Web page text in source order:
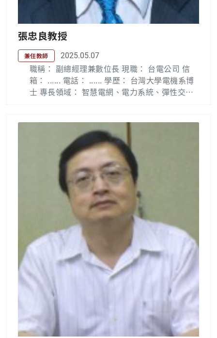
張忠良教授
兼任教師 2025.05.07
職稱： 副總經理兼數位長 現職： 台電公司 信
箱： ...... 電話： ...... 學歷： 台灣大學電機系博
士 專長領域： 智慧電網、電力系統、彈性交流
清華大學電機碩士(主修電力) 65~69 年 清華大
學電機學士(電機系第一屆) 62~65 年 台南一中
經歷 112.02~現在 經濟部國家標準技術委員會
委員 108.12~現在 台灣電力與能源工程協會常
務理事 107.02~現在 成功大學電機系兼任教授 1
06.01~現在 台灣大電力研究試驗中心董事 110.
02~112.07 台電公司副總經理兼數位長 108.10~
110.01 台電公司副總經理兼輸供電事業部執行
長 107.05~112.07 台電公司副總經理 108.01~1
12.01 中國電機工程學會常務理事 96.1~ 108.12
中華工程教育學會認證委員 106.12~108.11 台
灣電力與能源工程協會理事 103.08~108.7 台灣
海洋大學電機系兼任教授 104.06~105.7 成功大
學電機系兼任研究教授 103.1~107.12 科技部計
畫複審委員/智慧電網主題經理 106.10~107.7 中
華民國檢測驗證協會理事長 106.03~107.6 台灣
大電力研究試驗中心董事長 103.8~106.2 台電
公司總檢核 98.1~ 99.12 中國電機工程學會電工